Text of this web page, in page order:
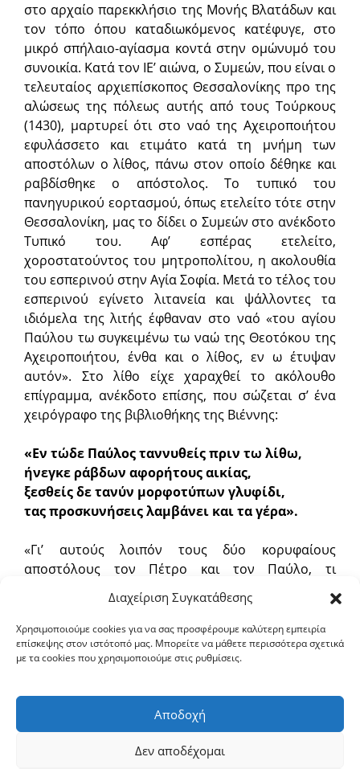
Διαχείριση Συγκατάθεσης
Χρησιμοποιούμε cookies για να σας προσφέρουμε καλύτερη εμπειρία
επίσκεψης στον ιστότοπό μας. Μπορείτε να μάθετε περισσότερα σχετικά
με τα cookies που χρησιμοποιούμε στις ρυθμίσεις.
Αποδοχή
Δεν αποδέχομαι
στο αρχαίο παρεκκλήσιο της Μονής Βλατάδων και
τον τόπο όπου καταδιωκόμενος κατέφυγε, στο
μικρό σπήλαιο-αγίασμα κοντά στην ομώνυμό του
συνοικία. Κατά τον ΙΕ’ αιώνα, ο Συμεών, που είναι ο
τελευταίος αρχιεπίσκοπος Θεσσαλονίκης προ της
αλώσεως της πόλεως αυτής από τους Τούρκους
(1430), μαρτυρεί ότι στο ναό της Αχειροποιήτου
εφυλάσσετο και ετιμάτο κατά τη μνήμη των
αποστόλων ο λίθος, πάνω στον οποίο δέθηκε και
ραβδίσθηκε ο απόστολος. Το τυπικό του
πανηγυρικού εορτασμού, όπως ετελείτο τότε στην
Θεσσαλονίκη, μας το δίδει ο Συμεών στο ανέκδοτο
Τυπικό του. Αφ’ εσπέρας ετελείτο,
χοροστατούντος του μητροπολίτου, η ακολουθία
του εσπερινού στην Αγία Σοφία. Μετά το τέλος του
εσπερινού εγίνετο λιτανεία και ψάλλοντες τα
ιδιόμελα της λιτής έφθαναν στο ναό «του αγίου
Παύλου τω συγκειμένω τω ναώ της Θεοτόκου της
Αχειροποιήτου, ένθα και ο λίθος, εν ω έτυψαν
αυτόν». Στο λίθο είχε χαραχθεί το ακόλουθο
επίγραμμα, ανέκδοτο επίσης, που σώζεται σ’ ένα
χειρόγραφο της βιβλιοθήκης της Βιέννης:
«Εν τώδε Παύλος ταννυθείς πριν τω λίθω,
ήνεγκε ράβδων αφορήτους αικίας,
ξεσθείς δε τανύν μορφοτύπων γλυφίδι,
τας προσκυνήσεις λαμβάνει και τα γέρα».
«Γι’ αυτούς λοιπόν τους δύο κορυφαίους
αποστόλους τον Πέτρο και τον Παύλο, τι
μεγαλύτερο εγκώμιο θα μπορούσε κανείς να
επινόησει», παρατηρεί το συναξάριο της ημέρας,
«παρά τη μαρτυρία και ανακήρυξη του Κυρίου γι’
αυτούς; Τον μεν ένα τον μακάρισε και πέτρα τον
ονόμασε, επάνω στην οποία είπε ότι θα ιδρύσει
βαστάσει το όνομά Του ενώπιον τυράννων και